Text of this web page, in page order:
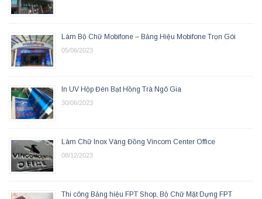
Làm Bộ Chữ Mobifone – Bảng Hiệu Mobifone Trọn Gói
05/06/2023
In UV Hộp Đèn Bạt Hồng Trà Ngô Gia
30/06/2023
Làm Chữ Inox Vàng Đồng Vincom Center Office
08/12/2023
Thi công Bảng hiệu FPT Shop, Bộ Chữ Mặt Dựng FPT